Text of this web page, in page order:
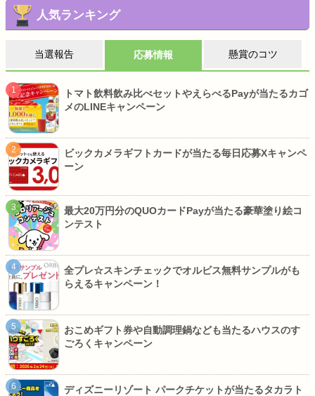
人気ランキング
当選報告 応募情報 懸賞のコツ
トマト飲料飲み比べセットやえらべるPayが当たるカゴ
メのLINEキャンペーン
ビックカメラギフトカードが当たる毎日応募Xキャンペ
ーン
最大20万円分のQUOカードPayが当たる豪華塗り絵コ
ンテスト
全プレ☆スキンチェックでオルビス無料サンプルがも
らえるキャンペーン！
おこめギフト券や自動調理鍋なども当たるハウスのす
ごろくキャンペーン
ディズニーリゾート パークチケットが当たるタカラト